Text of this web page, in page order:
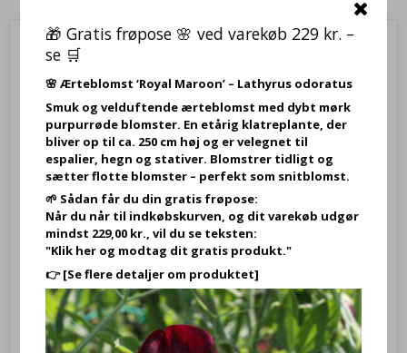
Håndcreme – Wild Lime & Lemongrass / Citrongræs (med
🎁 Gratis frøpose 🌸 ved varekøb 229 kr. –
se 🛒
🌸 Ærteblomst ‘Royal Maroon’ – Lathyrus odoratus
Smuk og velduftende ærteblomst med dybt mørk
purpurrøde blomster. En etårig klatreplante, der
bliver op til ca. 250 cm høj og er velegnet til
espalier, hegn og stativer. Blomstrer tidligt og
sætter flotte blomster – perfekt som snitblomst.
🌱 Sådan får du din gratis frøpose:
Når du når til indkøbskurven, og dit varekøb udgør
mindst 229,00 kr., vil du se teksten:
"Klik her og modtag dit gratis produkt."
👉[Se flere detaljer om produktet]